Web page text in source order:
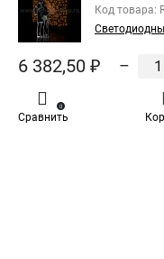
Светодиодная гирлянда
Светодиодный занавес
Белый светодиодный
Купить светодиодный
Код товара:
6 382,50 ₽ –
Сравнить
0